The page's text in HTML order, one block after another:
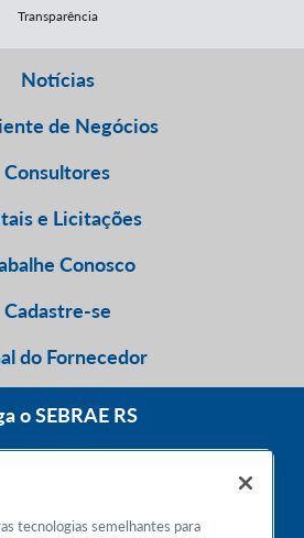
Transparência
Notícias
de Negócios
Consultores
e Licitações
Conosco
Cadastre-se
do Fornecedor
o SEBRAE RS
tecnologias semelhantes para